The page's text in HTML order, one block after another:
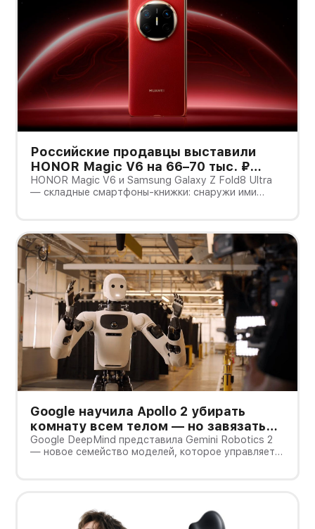
Российские продавцы выставили
HONOR Magic V6 на 66–70 тыс. ₽
дешевле Galaxy Z Fold8 Ultra — но
гарантия другая
HONOR Magic V6 и Samsung Galaxy Z Fold8 Ultra
— складные смартфоны-книжки: снаружи ими
Google научила Apollo 2 убирать
комнату всем телом — но завязать
пакет он умеет лишь в 44% попыток
Google DeepMind представила Gemini Robotics 2
— новое семейство моделей, которое управляет